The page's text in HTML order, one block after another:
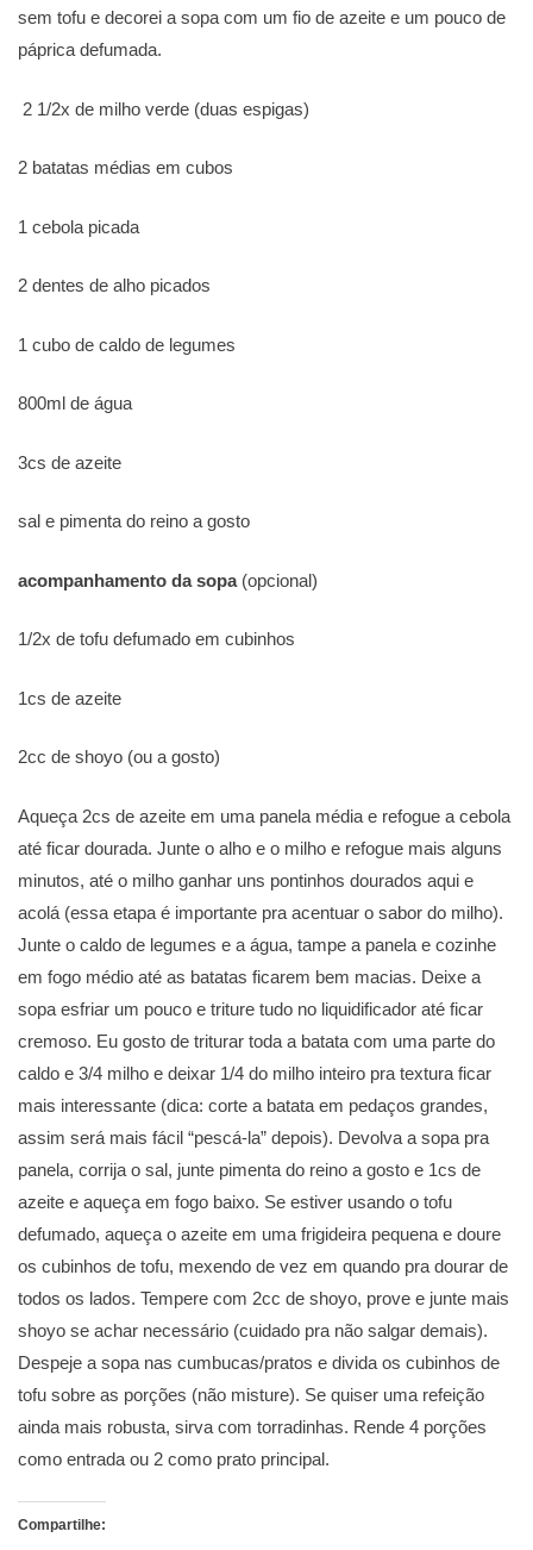
sem tofu e decorei a sopa com um fio de azeite e um pouco de
páprica defumada.
2 1/2x de milho verde (duas espigas)
2 batatas médias em cubos
1 cebola picada
2 dentes de alho picados
1 cubo de caldo de legumes
800ml de água
3cs de azeite
sal e pimenta do reino a gosto
acompanhamento da sopa(opcional)
1/2x de tofu defumado em cubinhos
1cs de azeite
2cc de shoyo (ou a gosto)
Aqueça 2cs de azeite em uma panela média e refogue a cebola
até ficar dourada. Junte o alho e o milho e refogue mais alguns
minutos, até o milho ganhar uns pontinhos dourados aqui e
acolá (essa etapa é importante pra acentuar o sabor do milho).
Junte o caldo de legumes e a água, tampe a panela e cozinhe
em fogo médio até as batatas ficarem bem macias. Deixe a
sopa esfriar um pouco e triture tudo no liquidificador até ficar
cremoso. Eu gosto de triturar toda a batata com uma parte do
caldo e 3/4 milho e deixar 1/4 do milho inteiro pra textura ficar
mais interessante (dica: corte a batata em pedaços grandes,
assim será mais fácil “pescá-la” depois). Devolva a sopa pra
panela, corrija o sal, junte pimenta do reino a gosto e 1cs de
azeite e aqueça em fogo baixo. Se estiver usando o tofu
defumado, aqueça o azeite em uma frigideira pequena e doure
os cubinhos de tofu, mexendo de vez em quando pra dourar de
todos os lados. Tempere com 2cc de shoyo, prove e junte mais
shoyo se achar necessário (cuidado pra não salgar demais).
Despeje a sopa nas cumbucas/pratos e divida os cubinhos de
tofu sobre as porções (não misture). Se quiser uma refeição
ainda mais robusta, sirva com torradinhas. Rende 4 porções
como entrada ou 2 como prato principal.
Compartilhe: